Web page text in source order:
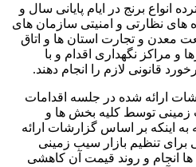
انواع برنج در ایام پایانی سال و
های نظارتی و امنیتی سازمان های
معدن و تجارت استان ها و اتاق
و مراکز نگهداری اقدام و با
قانونی لازم را انجام دهند.
ارائه شده در جلسه اقدامات
زمینی توسط کلیه بخش ها و
به اینکه بر اساس گزارشات ارائه
تنظیم بازار سیب زمینی
انجام و روند قیمت آن کاهشی